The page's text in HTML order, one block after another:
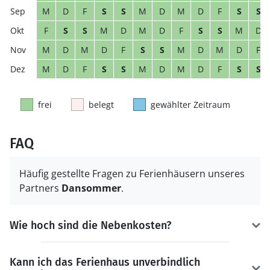
M
D F S S M D M D F S
S
F
S S M D M D F S S M
D
M
D M D F S S M D M D
F
M
D F S S M D M D F S S
frei belegt gewählter Zeitraum
FAQ
Häufig gestellte Fragen zu Ferienhäusern unseres
Partners Dansommer.
Wie hoch sind die Nebenkosten?
Kann ich das Ferienhaus unverbindlich